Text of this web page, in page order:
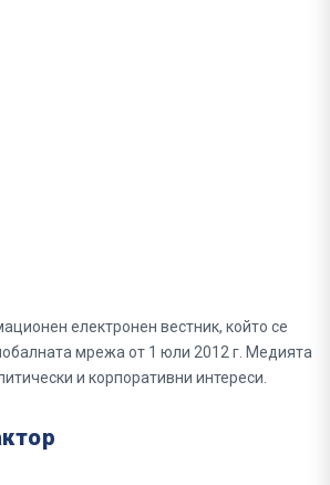
електронен вестник, който се
мрежа от 1 юли 2012 г. Медията
и корпоративни интереси.